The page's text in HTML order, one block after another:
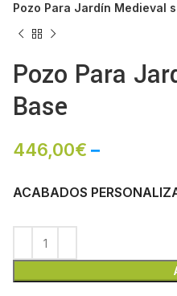
Pozo Para Jardín Medieval
Pozo Para
Base
446,00€ –
ACABADOS